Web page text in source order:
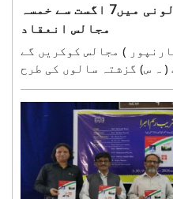
’مسجد علی رضا ‘کھڈا کالونی میں7 اگست سے خمسہ
مجالس انعقاد
) مجالس کوکریں گے
خطاب نئی دہلی ،6اگست ( ہ س) گزشتہ سالوں کی طرح
حضرت امام حسین ?کی
حسین باقری کی جانب سے
23صفر المظفرتا 25صفر المظفر7,8 اور9اگست تک’مسجد